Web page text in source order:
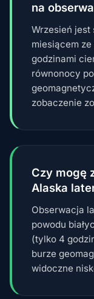
na
Wrzesień
miesiącem
godzinami
równonocy
zobaczenie
Czy mogę
Alaska
Obserwacja
powodu
(tylko 4
burze
widoczne